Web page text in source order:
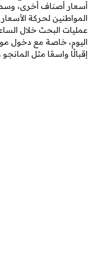
أسعار أصناف أخرى،
المواطنين لحركة
عمليات البحث خلال
اليوم، خاصة مع دخول
إقبالًا واسعًا مثل